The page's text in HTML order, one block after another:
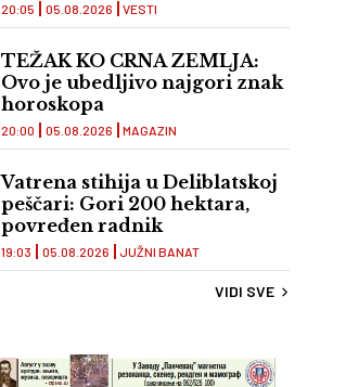
VESTI
20:05 05.08.2026
TEŽAK KO CRNA ZEMLJA:
Ovo je ubedljivo najgori znak
horoskopa
MAGAZIN
20:00 05.08.2026
Vatrena stihija u Deliblatskoj
peščari: Gori 200 hektara,
povređen radnik
JUŽNI BANAT
19:03 05.08.2026
VIDI SVE